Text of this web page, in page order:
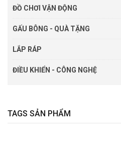
ĐỒ CHƠI VẬN ĐỘNG
GẤU BÔNG - QUÀ TẶNG
LẮP RÁP
ĐIỀU KHIỂN - CÔNG NGHỆ
TAGS SẢN PHẨM